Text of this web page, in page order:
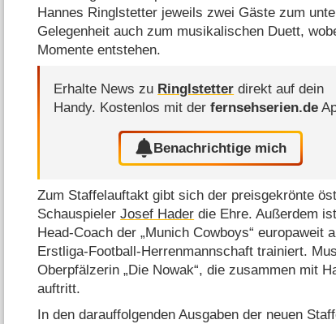
Hannes Ringlstetter jeweils zwei Gäste zum
Gelegenheit auch zum musikalischen Duett,
Momente entstehen.
Erhalte News zu Ringlstetter direkt auf dein
Handy. Kostenlos mit derfernsehserien.de
Benachrichtige mich
Zum Staffelauftakt gibt sich der preisgekrönte
SchauspielerJosef Hader die Ehre. Außerdem ist
Head-Coach der „Munich Cowboys“ europaweit
Erstliga-Football-Herrenmannschaft trainiert.
Oberpfälzerin „Die Nowak“, die zusammen mit
auftritt.
In den darauffolgenden Ausgaben der neuen